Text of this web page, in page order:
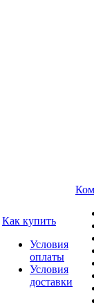
Как купить
Условия
оплаты
Условия
доставки